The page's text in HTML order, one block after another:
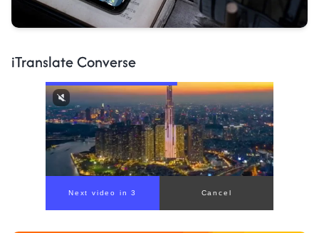
iTranslate Converse
Next video in 1 Cancel